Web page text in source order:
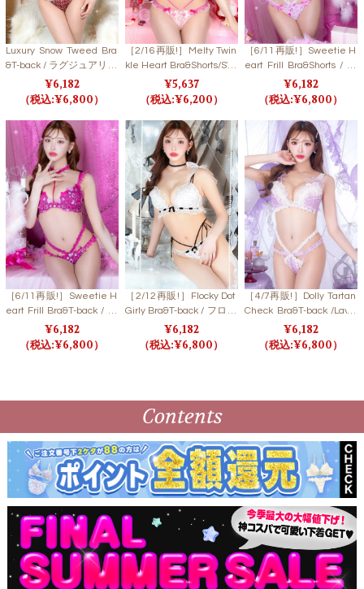
Luxury Snow Tweed Bra
&T-back / ラグジュアリー
スノーツイードブラ＆T
バック 【LB5500】
6,182
6,800
［2/16再販!］Melty Twin
kle Heart Bra&Shorts/SW
EETPINK メルティトゥイ
ンクルハートブラ＆ショ
B5500】
5,637
6,200
［6/11再販!］Sweetie H
eart Frill Bra&Shorts / ス
ウィーティーハートフリ
ルブラ＆ショーツ 【LB5
6,182
6,800
［6/11再販!］Sweetie H
eart Frill Bra&T-back / ス
ウィーティーハートフリ
ルブラ＆Tバック 【LB55
6,182
6,800
［2/12再販!］Flocky Dot
Girly Bra&T-back / フロッ
キードットガーリーブラ
＆Tバック 【LB5500】
6,182
6,800
［4/7再販!］Dolly Tartan
Check Bra&T-back /Lave
nder ドーリータータンチ
ェックブラ＆Tバック / ラ
6,182
6,800
Contents